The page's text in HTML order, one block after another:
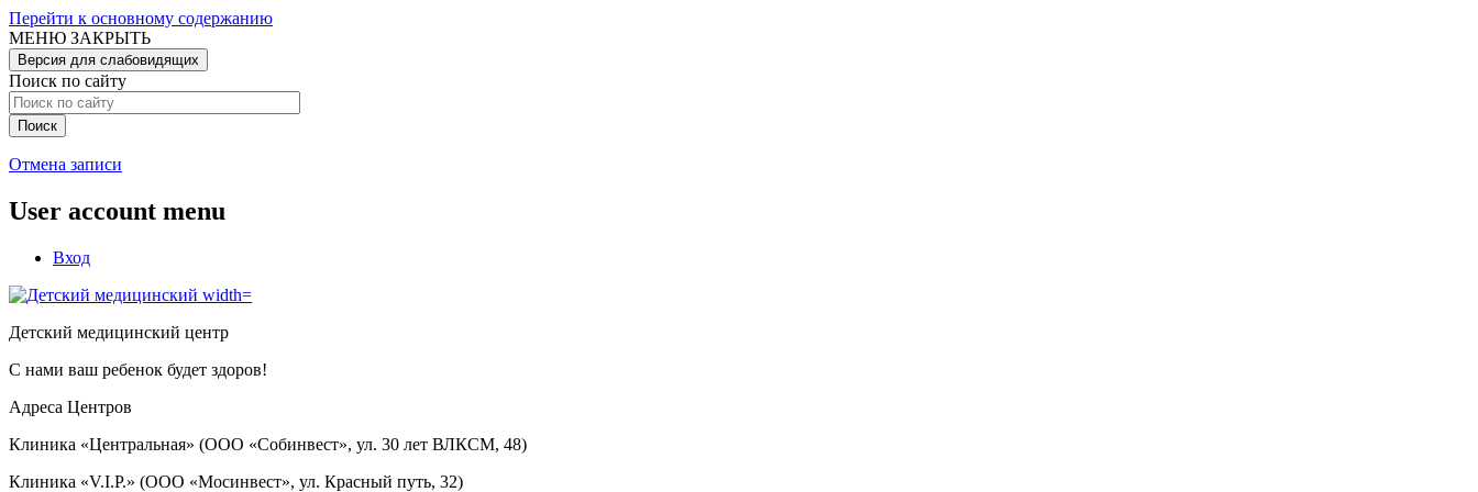
Перейти к основному содержанию
МЕНЮ ЗАКРЫТЬ
Версия для слабовидящих
Поиск по сайту
Отмена записи
User account menu
Вход
Детский медицинский центр
С нами ваш ребенок будет здоров!
Адреса Центров
Клиника «Центральная» (ООО «Собинвест», ул. 30 лет ВЛКСМ, 48)
Клиника «V.I.P.» (ООО «Мосинвест», ул. Красный путь, 32)